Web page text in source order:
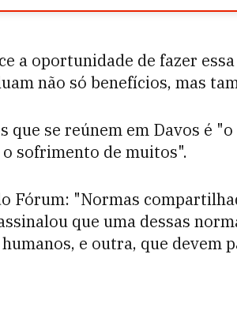
a oportunidade de fazer
não só benefícios, mas
que se reúnem em Davos é
sofrimento de muitos".
Fórum: "Normas
que uma dessas
e outra, que devem